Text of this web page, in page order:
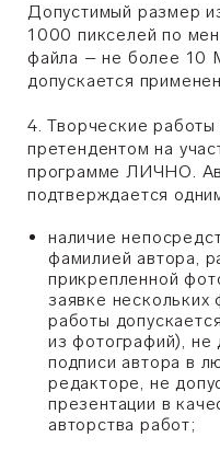
Допустимый размер
1000 пикселей по
файла – не более 10
допускается
4. Творческие
претендентом на
программе ЛИЧНО.
подтверждается
наличие
фамилией автора,
прикрепленной
заявке
работы
из фотографий), не
подписи автора в
редакторе, не
презентации в
авторства работ;